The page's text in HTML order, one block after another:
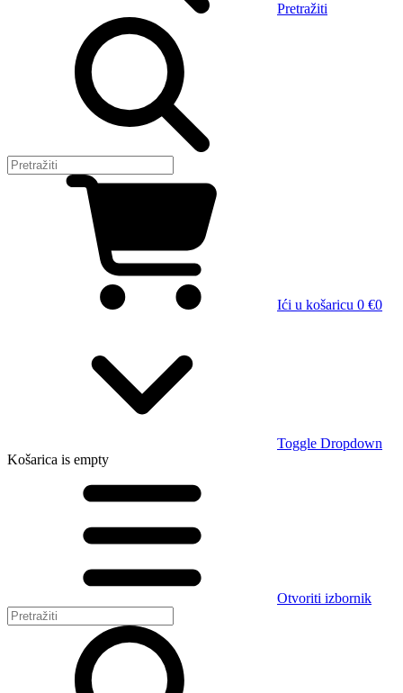
Pretražiti
Ići u košaricu 0 €0
Toggle Dropdown
Košarica is empty
Otvoriti izbornik